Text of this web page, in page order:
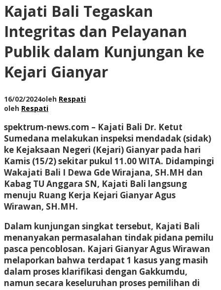
Kajati Bali Tegaskan
Integritas dan Pelayanan
Publik dalam Kunjungan ke
Kejari Gianyar
16/02/2024oleh Respati
oleh Respati
spektrum-news.com – Kajati Bali Dr. Ketut
Sumedana melakukan inspeksi mendadak (sidak)
ke Kejaksaan Negeri (Kejari) Gianyar pada hari
Kamis (15/2) sekitar pukul 11.00 WITA. Didampingi
Wakajati Bali I Dewa Gde Wirajana, SH.MH dan
Kabag TU Anggara SN, Kajati Bali langsung
menuju Ruang Kerja Kejari Gianyar Agus
Wirawan, SH.MH.
Dalam kunjungan singkat tersebut, Kajati Bali
menanyakan permasalahan tindak pidana pemilu
pasca pencoblosan. Kajari Gianyar Agus Wirawan
melaporkan bahwa terdapat 1 kasus yang masih
dalam proses klarifikasi dengan Gakkumdu,
namun secara keseluruhan proses pemilihan di